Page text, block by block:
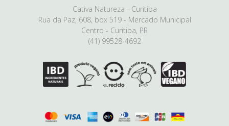
Cativa Natureza - Curitiba
Rua da Paz, 608, box 519 - Mercado Municipal
Centro - Curitiba, PR
(41) 99528-4692